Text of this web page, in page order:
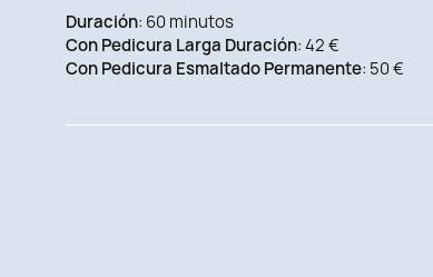
Duración: 60 minutos
Con Pedicura Larga Duración: 42 €
Con Pedicura Esmaltado Permanente: 50 €